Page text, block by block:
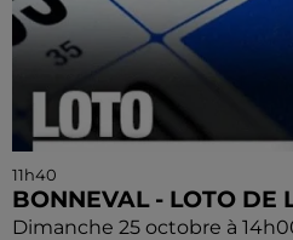
11h40
BONNEVAL - LOTO DE
Dimanche 25 octobre à